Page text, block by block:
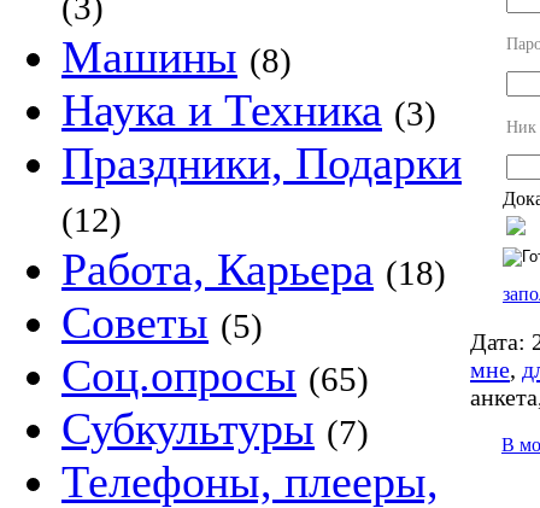
Машины (8)
Наука и Техника (3)
Праздники, Подарки
(12)
Работа, Карьера (18)
Советы (5)
Соц.опросы (65)
Субкультуры (7)
Телефоны, плееры,
Ник
Дата:
мне,
В